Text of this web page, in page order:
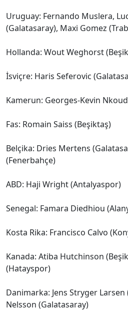
Uruguay: Fernando Muslera,
(Galatasaray), Maxi Gomez
Hollanda: Wout Weghorst
İsviçre: Haris Seferovic
Kamerun: Georges-Kevin
Fas: Romain Saiss (Beşiktaş)
Belçika: Dries Mertens
(Fenerbahçe)
ABD: Haji Wright (Antalyaspor)
Senegal: Famara Diedhiou
Kosta Rika: Francisco Calvo
Kanada: Atiba Hutchinson
(Hatayspor)
Danimarka: Jens Stryger
Nelsson (Galatasaray)